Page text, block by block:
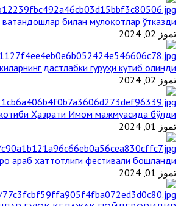
билан мулоқотлар ўтказди
تموز 02, 2024
дастлабки гуруҳи кутиб олинди
تموز 02, 2024
Ҳазрати Имом мажмуасида бўлди
تموز 01, 2024
араб хаттотлиги фестивали бошланди
تموز 01, 2024